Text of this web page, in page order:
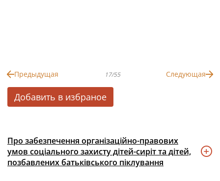
Предыдущая 17/55 Следующая
Добавить в избраное
Про забезпечення організаційно-правових
умов соціального захисту дітей-сиріт та дітей,
позбавлених батьківського піклування